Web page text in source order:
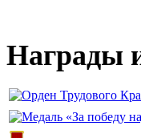
Награды